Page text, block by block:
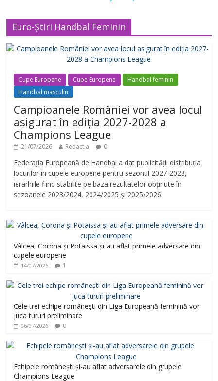
y
V
d
e
o
Euro-Știri Handbal Feminin
Cupe Europene Cupe Europene
Handbal feminin
Handbal masculin
Campioanele României vor avea locul
asigurat în ediția 2027-2028 a
Champions League
21/07/2026 Redactia 0
Federația Europeană de Handbal a dat publicității distribuția
locurilor în cupele europene pentru sezonul 2027-2028,
ierarhiile fiind stabilite pe baza rezultatelor obținute în
sezoanele 2023/2024, 2024/2025 și 2025/2026.
Vâlcea, Corona și Potaissa și-au aflat primele adversare din
cupele europene
14/07/2026 1
Cele trei echipe românești din Liga Europeană feminină vor
juca tururi preliminare
06/07/2026 0
Echipele românești și-au aflat adversarele din grupele
Champions League